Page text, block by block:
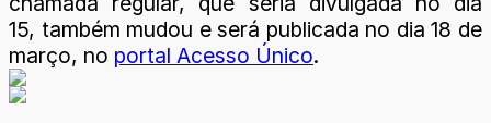
15, também mudou e será publicada no dia 18 de
março, no portal Acesso Único.